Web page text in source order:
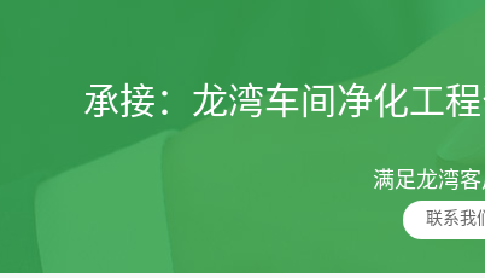
承接： 龙湾车间净化工
满足龙湾
联系我们